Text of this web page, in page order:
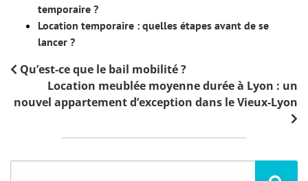
temporaire ?
Location temporaire : quelles étapes avant de se
lancer ?
Qu’est-ce que le bail mobilité ?
Location meublée moyenne durée à Lyon : un
nouvel appartement d’exception dans le Vieux-Lyon